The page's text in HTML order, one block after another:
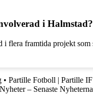
i Halmstad?
flera framtida projekt
• Partille Fotboll | Partille
– Senaste